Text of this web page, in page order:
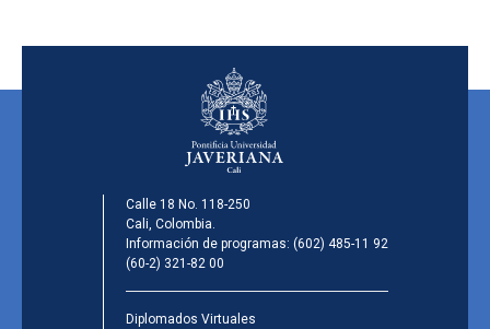
Calle 18 No. 118-250
Cali, Colombia.
Información de programas: (602) 485-11 92
(60-2) 321-82 00
Diplomados Virtuales